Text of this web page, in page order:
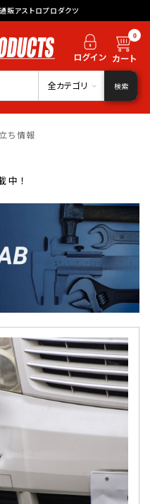
販アストロプロダクツ
0
全カテゴリ 検索
ち情報
中！